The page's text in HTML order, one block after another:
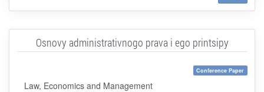
Osnovy administrativnogo prava i ego printsipy
Conference Paper
Law, Economics and Management